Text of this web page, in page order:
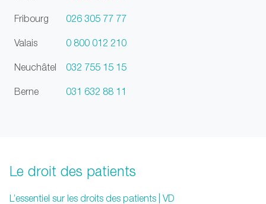
Fribourg 026 305 77 77
Valais 0 800 012 210
Neuchâtel 032 755 15 15
Berne 031 632 88 11
Le droit des patients
L’essentiel sur les droits des patients | VD